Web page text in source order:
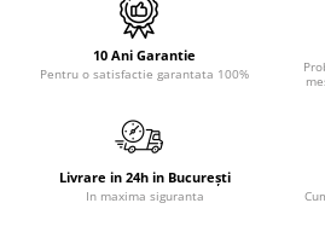
Electrocasnice pentru bucătărie
Sisteme pentru apa pură
10 Ani Garantie
Pentru o satisfactie garantata 100%
Livrare in 24h in București
In maxima siguranta